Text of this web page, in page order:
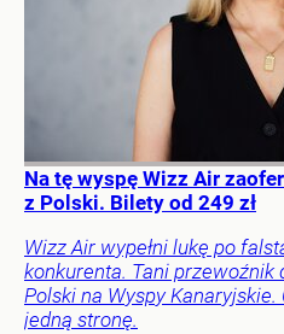
Na tę wyspę Wizz Air
z Polski. Bilety od 249 zł
Wizz Air wypełni lukę po
konkurenta. Tani
Polski na Wyspy Kanaryjskie.
jedną stronę.